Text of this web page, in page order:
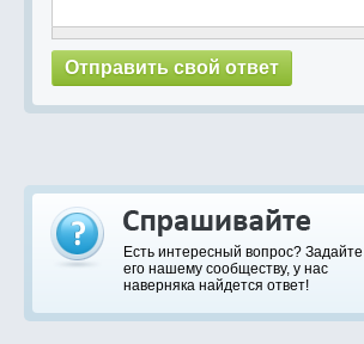
Есть интересный вопрос? Задайте
его нашему сообществу, у нас
наверняка найдется ответ!